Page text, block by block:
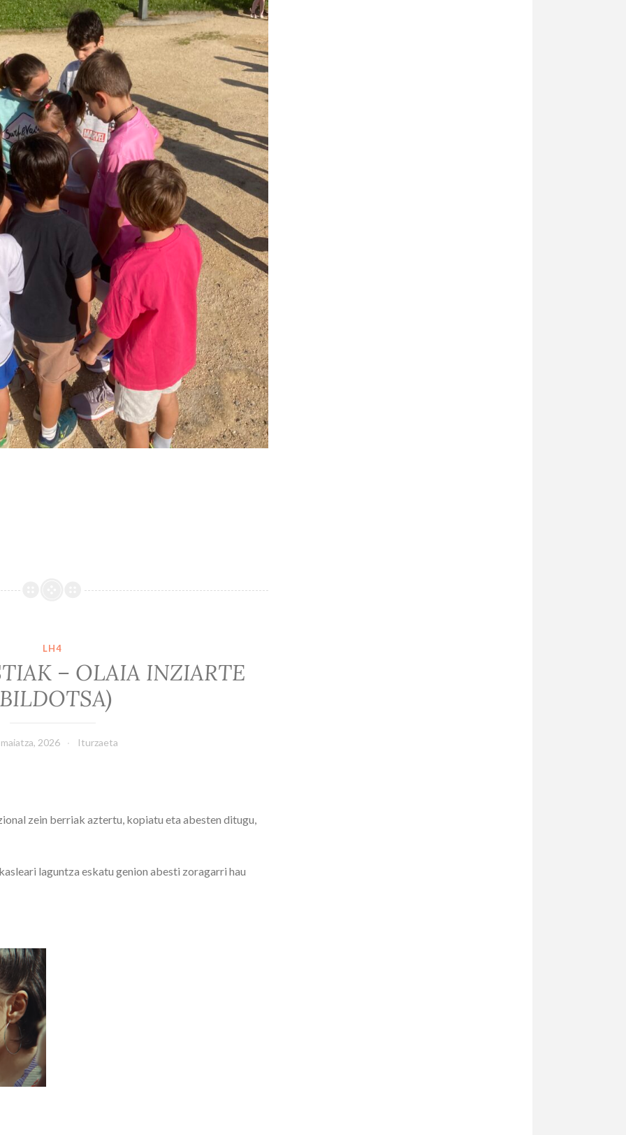
LH4
– OLAIA INZIARTE
2026 Iturzaeta
zein berriak aztertu, kopiatu eta abesten ditugu,
laguntza eskatu genion abesti zoragarri hau